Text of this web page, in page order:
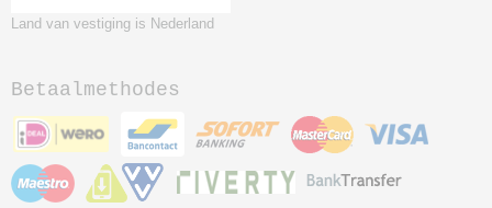
Land van vestiging is Nederland
Betaalmethodes